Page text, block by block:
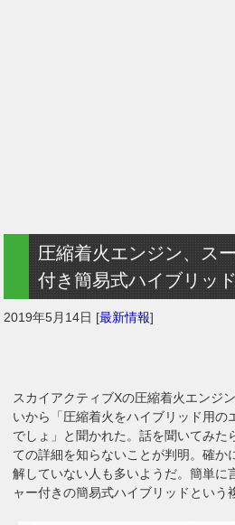
圧縮着火エンジン、ス
付き簡易式ハイブリッ
2019年5月14日 [最新情報]
スカイアクティブXの圧縮着火エンジ
いから「圧縮着火をハイブリッド用の
でしょ」と聞かれた。話を聞いてみた
ての詳細を知らないことが判明。確か
解していない人も多いようだ。簡単に
ャー付きの簡易式ハイブリッドという